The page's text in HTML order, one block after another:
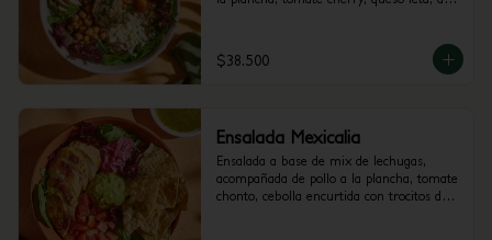
$38.500
Ensalada Mexicalia
Ensalada a base de mix de lechugas,
acompañada de pollo a la plancha, tomate
chonto, cebolla encurtida con trocitos de